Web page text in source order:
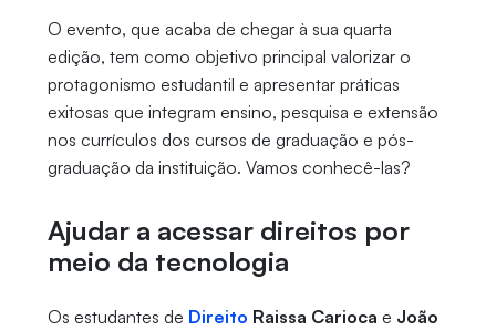
O evento, que acaba de chegar à sua quarta
edição, tem como objetivo principal valorizar o
protagonismo estudantil e apresentar práticas
exitosas que integram ensino, pesquisa e extensão
nos currículos dos cursos de graduação e pós-
graduação da instituição. Vamos conhecê-las?
Ajudar a acessar direitos por
meio da tecnologia
Os estudantes de Direito Raissa Carioca e João